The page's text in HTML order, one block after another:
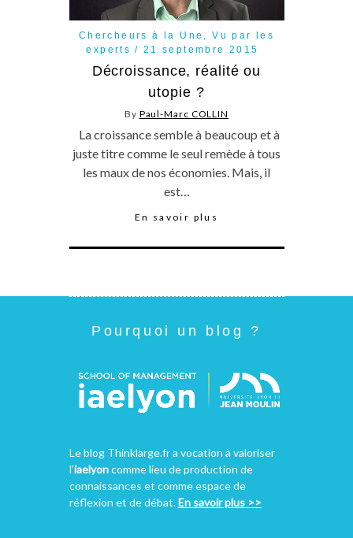
Chercheurs à la Une ,Vu par les
experts
21 septembre 2015
Décroissance, réalité ou
utopie ?
By Paul-Marc COLLIN
La croissance semble à beaucoup et à
juste titre comme le seul remède à tous
les maux de nos économies. Mais, il
est…
En savoir plus
Pourquoi un blog ?
Le blog Thinklarge.fr a vocation à valoriser
l’iaelyoncomme lieu de production de
connaissances et comme espace de
réflexion et de débat.En savoir plus >>